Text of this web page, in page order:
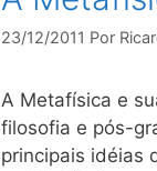
23/12/2011 Por
A Metafísica e
filosofia e pós-
principais idéias